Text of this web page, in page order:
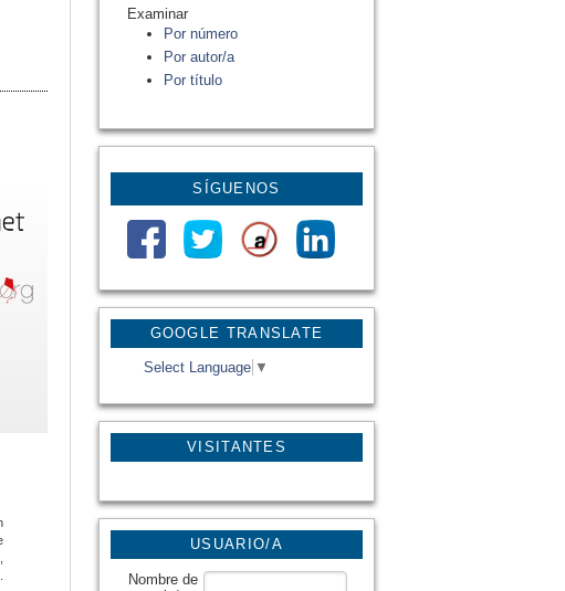
GOOGLE TRANSLATE
Select Language ▼
VISITANTES
Examinar
Por número
Por autor/a
Por título
SÍGUENOS
USUARIO/A
Nombre de